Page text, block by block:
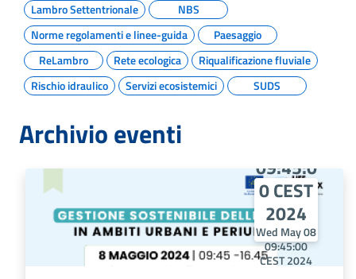
Lambro Settentrionale
NBS
Norme regolamenti e linee-guida
Paesaggio
ReLambro
Rete ecologica
Riqualificazione fluviale
Rischio idraulico
Servizi ecosistemici SUDS
Archivio eventi
09:45:0
0 CEST
2024
Wed May 08
09:45:00
CEST 2024